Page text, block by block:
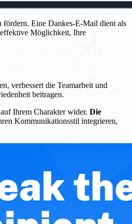
fördern. Eine Dankes-E-Mail dient als
Möglichkeit, Ihre
verbessert die Teamarbeit und
beitragen.
Ihrem Charakter wider. Die
Kommunikationsstil integrieren,